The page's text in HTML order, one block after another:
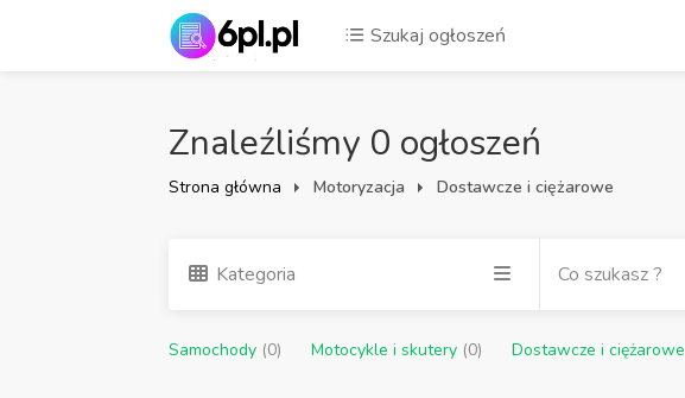
Szukaj ogłoszeń
Znaleźliśmy 0 ogłoszeń
Strona główna Motoryzacja Dostawcze i ciężarowe
Kategoria
Samochody (0) Motocykle i skutery (0) Dostawcze i ciężarowe